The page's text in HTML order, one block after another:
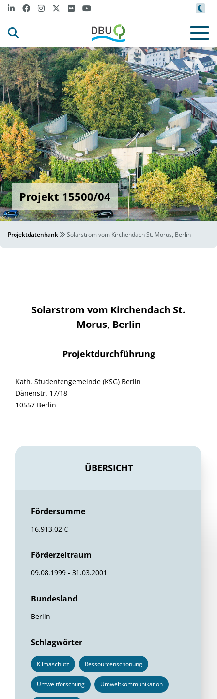
Projekt 15500/04
Projektdatenbank Solarstrom vom Kirchendach St. Morus, Berlin
Solarstrom vom Kirchendach St.
Morus, Berlin
Projektdurchführung
Kath. Studentengemeinde (KSG) Berlin
Dänenstr. 17/18
10557 Berlin
ÜBERSICHT
Fördersumme
16.913,02 €
Förderzeitraum
09.08.1999 - 31.03.2001
Bundesland
Berlin
Schlagwörter
Klimaschutz Ressourcenschonung
Umweltforschung Umweltkommunikation